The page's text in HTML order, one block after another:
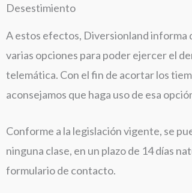
Desestimiento
A estos efectos, Diversionland informa
varias opciones para poder ejercer el
telemática. Con el fin de acortar los
aconsejamos que haga uso de esa
Conforme a la legislación vigente, se
ninguna clase, en un plazo de 14 días
formulario de contacto.